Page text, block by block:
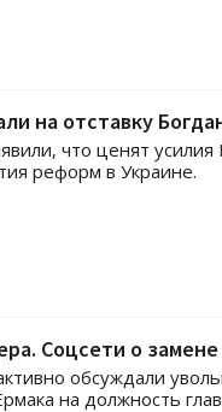
на отставку
что ценят
реформ в Украине.
Соцсети о замене
обсуждали
на должность